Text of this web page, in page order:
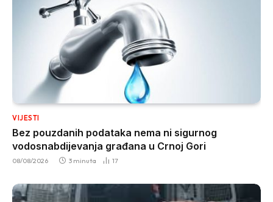
VIJESTI
Bez pouzdanih podataka nema ni sigurnog
vodosnabdijevanja građana u Crnoj Gori
08/08/2026 3 minuta 17